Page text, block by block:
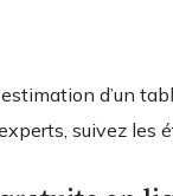
d’un
suivez les